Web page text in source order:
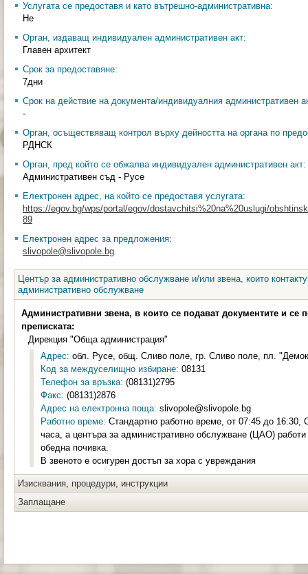
Услугата се предоставя и като вътрешно-административна:
Не
Орган, издаващ индивидуален административен акт:
Главен архитект
Срок за предоставяне:
7дни
Срок на действие на документа/индивидуалния административен
-
Орган, осъществяващ контрол върху дейността на органа по
РДНСК
Орган, пред който се обжалва индивидуален административен акт:
Административен съд - Русе
Електронен адрес, на който се предоставя услугата:
https://egov.bg/wps/portal/egov/dostavchitsi%20na%20uslugi/
89
Електронен адрес за предложения:
slivopole@slivopole.bg
Център за административно обслужване и/или звена, които
административно обслужване
Административни звена, в които се подават документите и се
преписката:
Дирекция "Обща администрация"
Адрес: обл. Русе, общ. Сливо поле, гр. Сливо поле, пл.
Код за междуселищно избиране: 08131
Телефон за връзка: (08131)2795
Факс: (08131)2876
Адрес на електронна поща: slivopole@slivopole.bg
Работно време: Стандартно работно време, от 07:45 до 16:30,
часа, а центъра за административно обслужване (ЦАО)
обедна почивка.
В звеното е осигурен достъп за хора с увреждания
Изисквания, процедури, инструкции
Заплащане